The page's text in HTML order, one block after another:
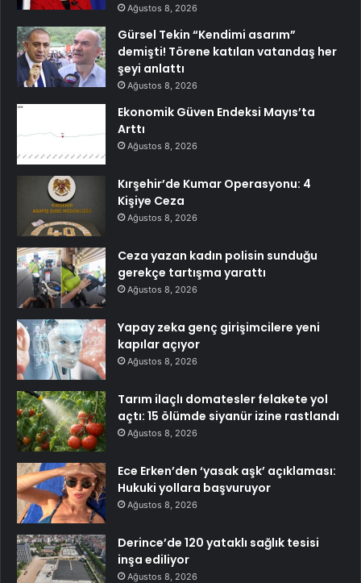
Ağustos 8, 2026
Gürsel Tekin “Kendimi asarım”
demişti! Törene katılan vatandaş her
şeyi anlattı
Ağustos 8, 2026
Ekonomik Güven Endeksi Mayıs’ta
Arttı
Ağustos 8, 2026
Kırşehir’de Kumar Operasyonu: 4
Kişiye Ceza
Ağustos 8, 2026
Ceza yazan kadın polisin sunduğu
gerekçe tartışma yarattı
Ağustos 8, 2026
Yapay zeka genç girişimcilere yeni
kapılar açıyor
Ağustos 8, 2026
Tarım ilaçlı domatesler felakete yol
açtı: 15 ölümde siyanür izine rastlandı
Ağustos 8, 2026
Ece Erken’den ‘yasak aşk’ açıklaması:
Hukuki yollara başvuruyor
Ağustos 8, 2026
Derince’de 120 yataklı sağlık tesisi
inşa ediliyor
Ağustos 8, 2026